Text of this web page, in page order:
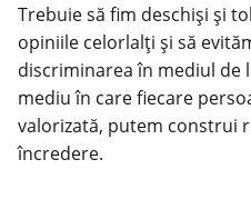
Trebuie să fim deschiși și
opiniile celorlalți și să
discriminarea în mediul de
mediu în care fiecare
valorizată, putem construi
încredere.